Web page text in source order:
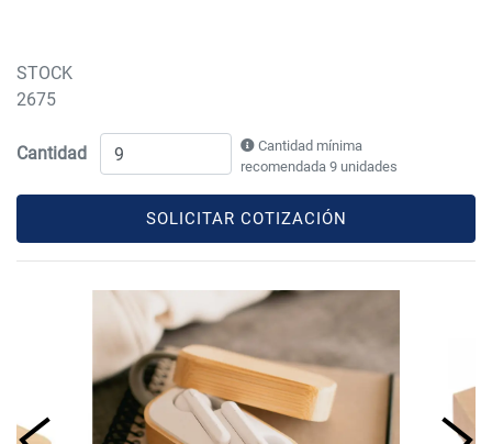
STOCK
2675
Cantidad
Cantidad mínima
recomendada 9 unidades
SOLICITAR COTIZACIÓN